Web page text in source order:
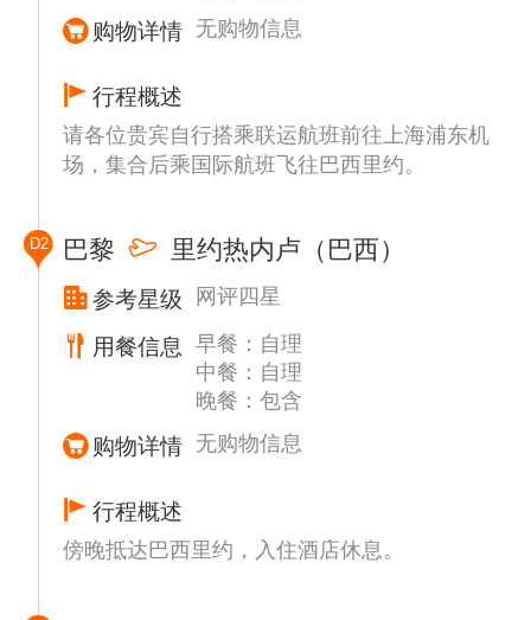
购物详情 无购物信息
行程概述
请各位贵宾自行搭乘联运航班前往上海浦东机
场，集合后乘国际航班飞往巴西里约。
D2 巴黎 里约热内卢（巴西）
参考星级 网评四星
用餐信息
早餐：自理
中餐：自理
晚餐：包含
购物详情 无购物信息
行程概述
傍晚抵达巴西里约，入住酒店休息。